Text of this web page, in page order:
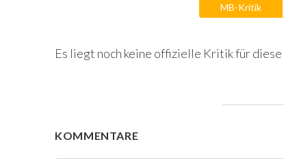
MB-Kritik
Es liegt noch keine offizielle Kritik für diese
KOMMENTARE